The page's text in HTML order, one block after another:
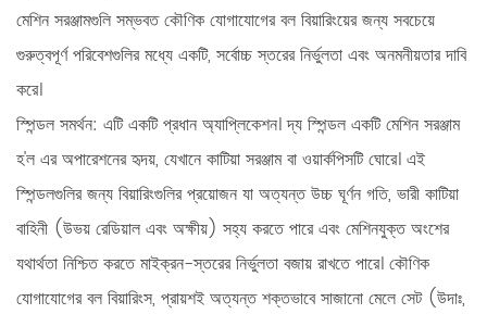
মেশিন সরঞ্জামগুলি সম্ভবত কৌণিক যোগাযোগের বল বিয়ারিংয়ের জন্য সবচেয়ে
গুরুত্বপূর্ণ পরিবেশগুলির মধ্যে একটি, সর্বোচ্চ স্তরের নির্ভুলতা এবং অনমনীয়তার দাবি
করে।
স্পিন্ডল সমর্থন: এটি একটি প্রধান অ্যাপ্লিকেশন। দ্যস্পিন্ডলএকটি মেশিন সরঞ্জাম
হ'ল এর অপারেশনের হৃদয়, যেখানে কাটিয়া সরঞ্জাম বা ওয়ার্কপিসটি ঘোরে। এই
স্পিন্ডলগুলির জন্য বিয়ারিংগুলির প্রয়োজন যা অত্যন্ত উচ্চ ঘূর্ণন গতি, ভারী কাটিয়া
বাহিনী (উভয় রেডিয়াল এবং অক্ষীয়) সহ্য করতে পারে এবং মেশিনযুক্ত অংশের
যথার্থতা নিশ্চিত করতে মাইক্রন-স্তরের নির্ভুলতা বজায় রাখতে পারে। কৌণিক
যোগাযোগের বল বিয়ারিংস, প্রায়শই অত্যন্ত শক্তভাবে সাজানোমেলে সেট (উদাঃ,